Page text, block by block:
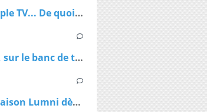
Netflix, Disney+, Apple TV... De quoi passer du bon temps pendant le confinement
Les médias sportifs, sur le banc de touche mais pas résignés
Confinement : La Maison Lumni dès lundi à 9h sur les chaines de France Télévisions